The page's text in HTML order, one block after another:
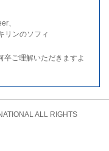
、
リンのソフィ
卒ご理解いただきますよ